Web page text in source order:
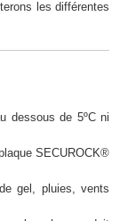
les différentes
dessous de 5ºC ni
SECUROCK®
gel, pluies, vents